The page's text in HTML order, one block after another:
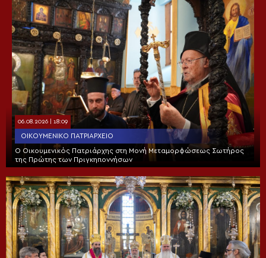
06.08.2026 | 18:09
ΟΙΚΟΥΜΕΝΙΚΌ ΠΑΤΡΙΑΡΧΕΊΟ
Ο Οικουμενικός Πατριάρχης στη Μονή Μεταμορφώσεως Σωτήρος
της Πρώτης των Πριγκηποννήσων